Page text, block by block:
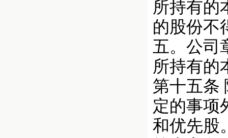
所持有的
的股份不
五。公司
所持有的
第十五条
定的事项
和优先股